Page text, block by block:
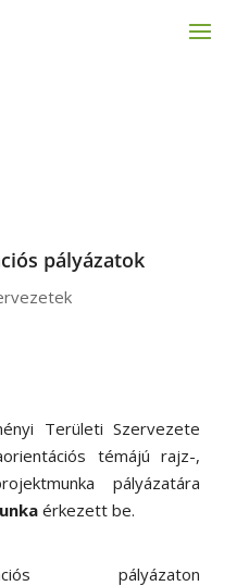
pályázatok
Területi Szervezete
témájú rajz-,
pályázatára
érkezett be.
pályázaton